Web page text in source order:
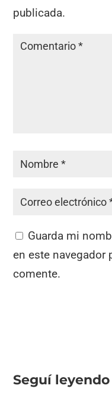
publicada.
Guarda mi
en este navegador
comente.
Seguí leyendo